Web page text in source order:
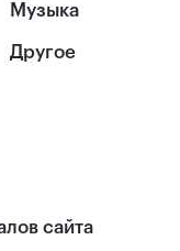
Музыка
Другое
сайта